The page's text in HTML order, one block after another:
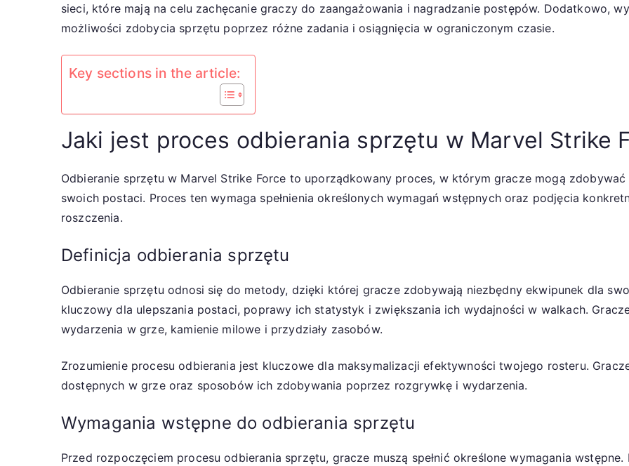
roszczeń
milowych
sieci, które mają na celu zachęcanie graczy do zaangażowania i nagradzanie postępów. Dodatkowo,
możliwości zdobycia sprzętu poprzez różne zadania i osiągnięcia w ograniczonym czasie.
Key sections in the article:
Jaki jest proces odbierania sprzętu w Marvel Strike
Odbieranie sprzętu w Marvel Strike Force to uporządkowany proces, w którym gracze mogą
swoich postaci. Proces ten wymaga spełnienia określonych wymagań wstępnych oraz podjęcia
roszczenia.
Definicja odbierania sprzętu
Odbieranie sprzętu odnosi się do metody, dzięki której gracze zdobywają niezbędny ekwipunek dla
kluczowy dla ulepszania postaci, poprawy ich statystyk i zwiększania ich wydajności w walkach.
wydarzenia w grze, kamienie milowe i przydziały zasobów.
Zrozumienie procesu odbierania jest kluczowe dla maksymalizacji efektywności twojego rosteru.
dostępnych w grze oraz sposobów ich zdobywania poprzez rozgrywkę i wydarzenia.
Wymagania wstępne do odbierania sprzętu
Przed rozpoczęciem procesu odbierania sprzętu, gracze muszą spełnić określone wymagania